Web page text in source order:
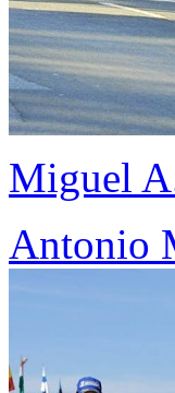
Miguel
Antonio